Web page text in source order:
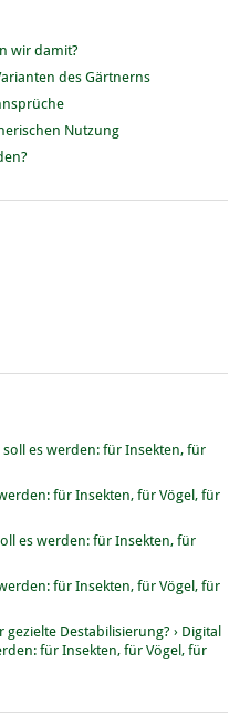
wir damit?
des Gärtnerns
Nutzung
soll es werden: für Insekten, für
für Insekten, für Vögel, für
es werden: für Insekten, für
für Insekten, für Vögel, für
Destabilisierung? › Digital
für Insekten, für Vögel, für